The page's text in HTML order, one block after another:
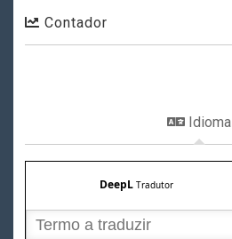
Contador
Idioma
DeepL Tradutor